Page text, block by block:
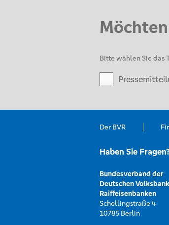
Bitte wählen Sie das
Der BVR
Haben Sie
Bundesverband der
Deutschen
Raiffeisenbanken
Schellingstraße 4
10785 Berlin